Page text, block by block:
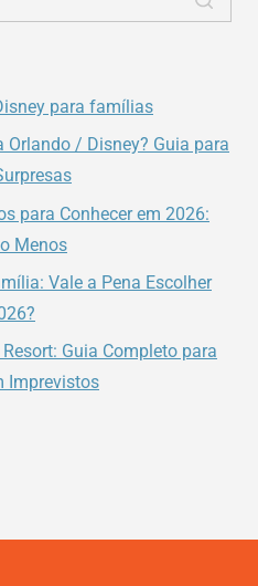
para famílias
Orlando / Disney? Guia para
para Conhecer em 2026:
Menos
Vale a Pena Escolher
Guia Completo para
Imprevistos